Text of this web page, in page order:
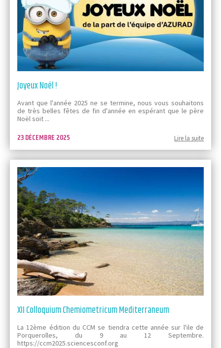
Joyeux Noël !
Avant que l'année 2025 ne se termine, nous vous souhaitons
de très belles fêtes de fin d'année en espérant que le père
Noël soit ...
23 DÉCEMBRE 2025 Lire la suite
XII Colloquium Chemiometricum Mediterraneum
La 12ème édition du CCM se tiendra cette année sur l'ile de
Porquerolles, du 9 au 12 Septembre.
https://ccm2025.sciencesconf.org